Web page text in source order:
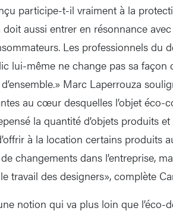
participe-t-il vraiment à la
doit aussi entrer en résonnance
Les professionnels du
lui-même ne change pas sa façon
Marc Laperrouza
au cœur desquelles l’objet éco-
la quantité d’objets produits
à la location certains produits
changements dans l’entreprise,
travail des designers», complète
notion qui va plus loin que l’éco-